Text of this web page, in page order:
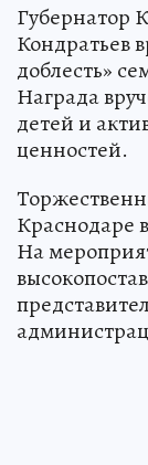
Губернатор
Кондратьев
доблесть»
Награда
детей и
ценностей.
Краснодаре
На